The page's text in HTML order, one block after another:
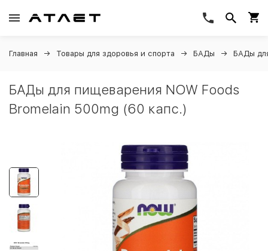
Главная Товары для здоровья и спорта БАДы БАДы
БАДы для пищеварения NOW Foods
Bromelain 500mg (60 капс.)